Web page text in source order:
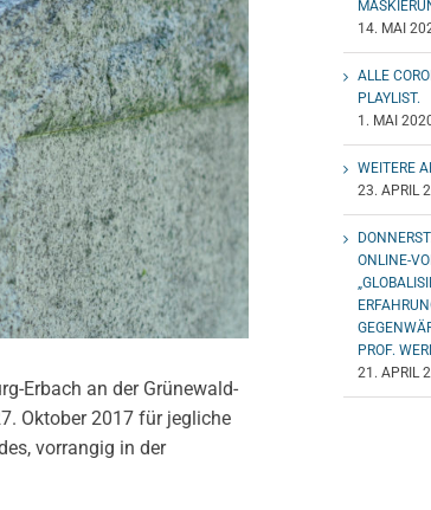
Erbach an der Grünewald-
Oktober 2017 für jegliche
vorrangig in der
14. MAI
ALLE
PLAYLIST.
1. MAI
WEITERE
23. APRIL
ONLINE-
PROF.
21. APRIL